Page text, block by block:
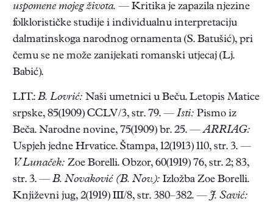
uspomene mojeg života. — Kritika je zapazila njezine
folklorističke studije i individualnu interpretaciju
dalmatinskoga narodnog ornamenta (S. Batušić), pri
čemu se ne može zanijekati romanski utjecaj (Lj.
Babić).
LIT.: B. Lovrić: Naši umetnici u Beču. Letopis Matice
srpske, 85(1909) CCLV/3, str. 79. — Isti: Pismo iz
Beča. Narodne novine, 75(1909) br. 25. —ARRIAG:
Uspjeh jedne Hrvatice. Štampa, 12(1913) 110, str. 3. —
V. Lunaček: Zoe Borelli. Obzor, 60(1919) 76, str. 2; 83,
str. 3. — B. Novaković (B. Nov.): Izložba Zoe Borelli.
Književni jug, 2(1919) III/8, str. 380–382. — J. Savić: